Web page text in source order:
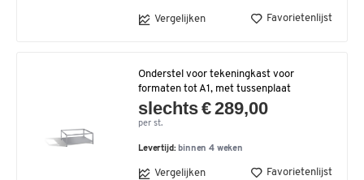
Vergelijken Favorietenlijst
Onderstel voor tekeningkast voor
formaten tot A1, met tussenplaat
slechts € 289,00
per st.
Levertijd: binnen 4 weken
Vergelijken Favorietenlijst